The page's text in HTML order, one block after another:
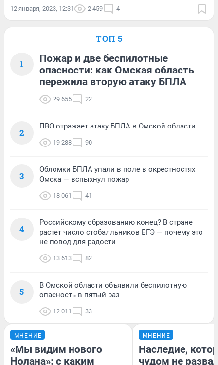
12 января, 2023, 12:31 2 459 4
ТОП 5
1
Пожар и две беспилотные
опасности: как Омская область
пережила вторую атаку БПЛА
29 655 22
2
ПВО отражает атаку БПЛА в Омской области
19 288 90
3
Обломки БПЛА упали в поле в окрестностях
Омска — вспыхнул пожар
18 061 41
4
Российскому образованию конец? В стране
растет число стобалльников ЕГЭ — почему это
не повод для радости
13 613 82
5
В Омской области объявили беспилотную
опасность в пятый раз
12 011 33
МНЕНИЕ
«Мы видим нового
Нолана»: с каким
МНЕНИЕ
Наследие,
чудом не